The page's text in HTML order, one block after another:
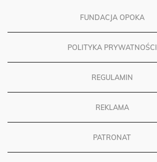
FUNDACJA OPOKA
POLITYKA PRYWATNOŚCI
REGULAMIN
REKLAMA
PATRONAT